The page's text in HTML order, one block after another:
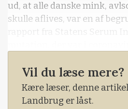
ud, at alle danske mink,
skulle aflives, var en af
rapport fra Statens Serum
vacciner mod coronavirus
effektiv
Vil du læse mere?
Kære læser, denne
Landbrug er låst.